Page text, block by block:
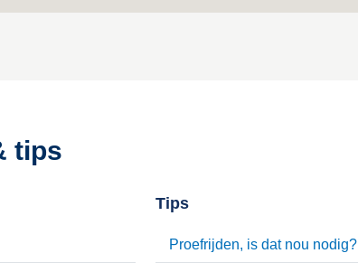
tips
Tips
Proefrijden, is dat nou nodig?